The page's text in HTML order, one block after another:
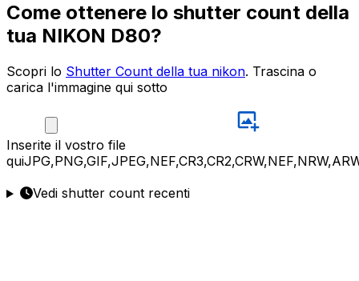
Come ottenere lo shutter count della
tua NIKON D80?
Scopri lo Shutter Count della tua nikon. Trascina o
carica l'immagine qui sotto
Inserite il vostro file
qui
Vedi shutter count recenti